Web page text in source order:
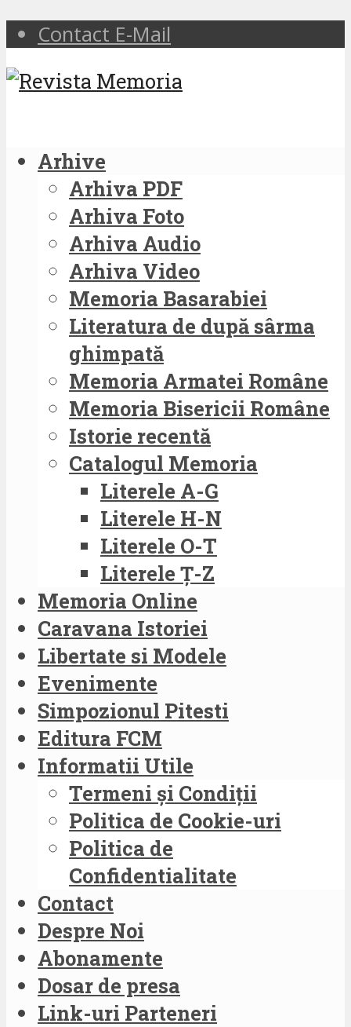
Contact E-Mail
Arhive
Arhiva PDF
Arhiva Foto
Arhiva Audio
Arhiva Video
Memoria Basarabiei
Literatura de după sârma
ghimpată
Memoria Armatei Române
Memoria Bisericii Române
Istorie recentă
Catalogul Memoria
Literele A-G
Literele H-N
Literele O-T
Literele Ț-Z
Memoria Online
Caravana Istoriei
Libertate si Modele
Evenimente
Simpozionul Pitesti
Editura FCM
Informatii Utile
Termeni și Condiții
Politica de Cookie-uri
Politica de
Confidentialitate
Contact
Despre Noi
Abonamente
Dosar de presa
Link-uri Parteneri